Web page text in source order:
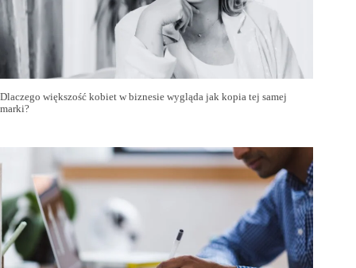
Dlaczego większość kobiet w biznesie wygląda jak kopia tej samej
marki?